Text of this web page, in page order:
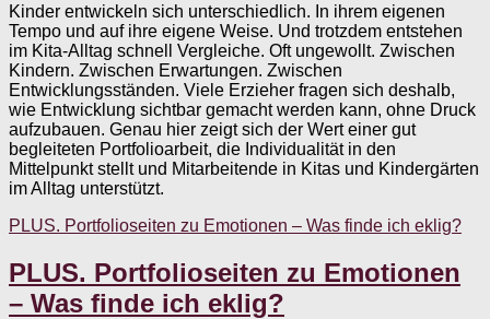
Kinder entwickeln sich unterschiedlich. In ihrem eigenen
Tempo und auf ihre eigene Weise. Und trotzdem entstehen
im Kita-Alltag schnell Vergleiche. Oft ungewollt. Zwischen
Kindern. Zwischen Erwartungen. Zwischen
Entwicklungsständen. Viele Erzieher fragen sich deshalb,
wie Entwicklung sichtbar gemacht werden kann, ohne Druck
aufzubauen. Genau hier zeigt sich der Wert einer gut
begleiteten Portfolioarbeit, die Individualität in den
Mittelpunkt stellt und Mitarbeitende in Kitas und Kindergärten
im Alltag unterstützt.
PLUS. Portfolioseiten zu Emotionen – Was finde ich eklig?
PLUS. Portfolioseiten zu Emotionen
– Was finde ich eklig?